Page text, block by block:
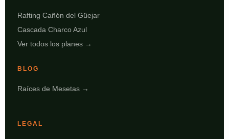
Rafting Cañón del Güejar
Cascada Charco Azul
Ver todos los planes →
BLOG
Raíces de Mesetas →
LEGAL